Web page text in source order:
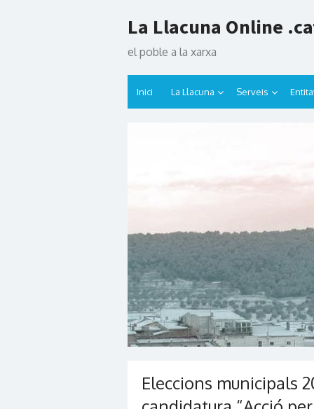
to
La Llacuna Online
el poble a la xarxa
Inici La Llacuna Serveis
Eleccions municipals